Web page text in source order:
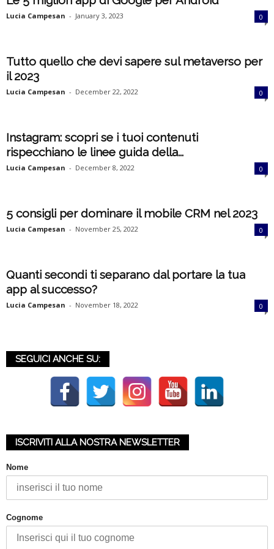
Lucia Campesan - January 3, 2023 0
Tutto quello che devi sapere sul metaverso per
il 2023
Lucia Campesan - December 22, 2022 0
Instagram: scopri se i tuoi contenuti
rispecchiano le linee guida della...
Lucia Campesan - December 8, 2022 0
5 consigli per dominare il mobile CRM nel 2023
Lucia Campesan - November 25, 2022 0
Quanti secondi ti separano dal portare la tua
app al successo?
Lucia Campesan - November 18, 2022 0
SEGUICI ANCHE SU:
ISCRIVITI ALLA NOSTRA NEWSLETTER
Nome
Cognome